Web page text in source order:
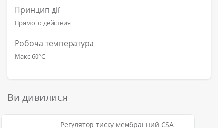
Принцип дії
Прямого действия
Робоча температура
Макс 60°С
Ви дивилися
Регулятор тиску мембранний CSA